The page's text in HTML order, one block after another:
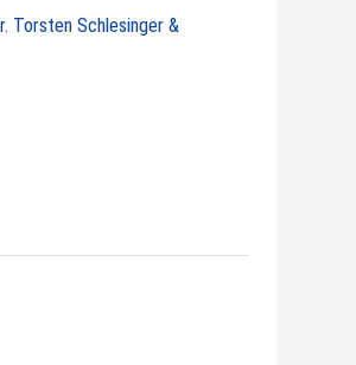
Torsten Schlesinger &